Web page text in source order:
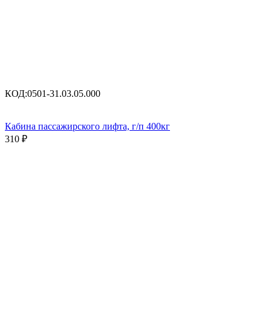
КОД:0501-31.03.05.000
Кабина пассажирского лифта, г/п 400кг
310 ₽